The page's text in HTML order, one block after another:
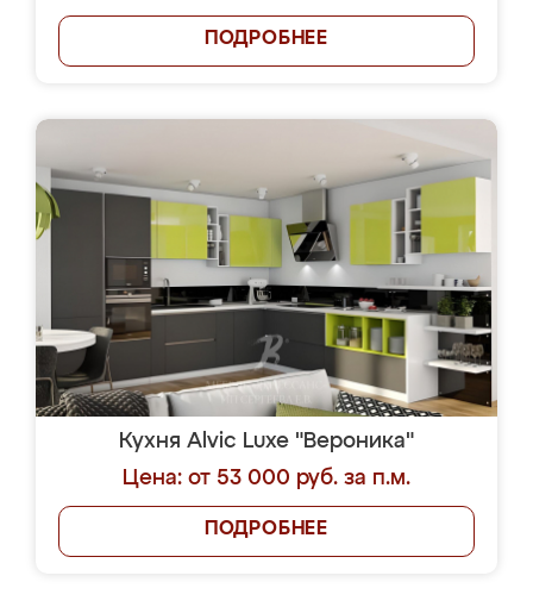
ПОДРОБНЕЕ
Кухня Alvic Luxe "Вероника"
Цена: от 53 000 руб. за п.м.
ПОДРОБНЕЕ